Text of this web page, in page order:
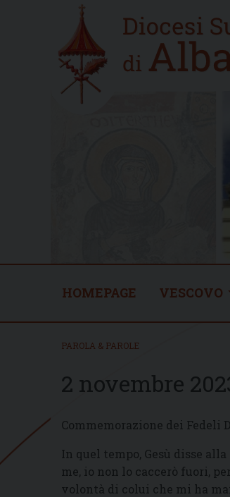
Home
new
HOMEPAGE VESCOVO
PAROLA & PAROLE
2 novembre
Commemorazione dei Fedeli
In quel tempo, Gesù disse
me, io non lo caccerò fuori,
volontà di colui che mi ha